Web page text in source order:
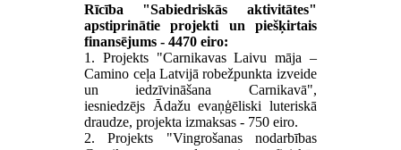
Rīcība "Sabiedriskās aktivitātes"
apstiprinātie projekti un piešķirtais
finansējums - 4470 eiro:
1. Projekts "Carnikavas Laivu māja –
Camino ceļa Latvijā robežpunkta izveide
un iedzīvināšana Carnikavā",
iesniedzējs Ādažu evaņģēliski luteriskā
draudze, projekta izmaksas - 750 eiro.
2. Projekts "Vingrošanas nodarbības